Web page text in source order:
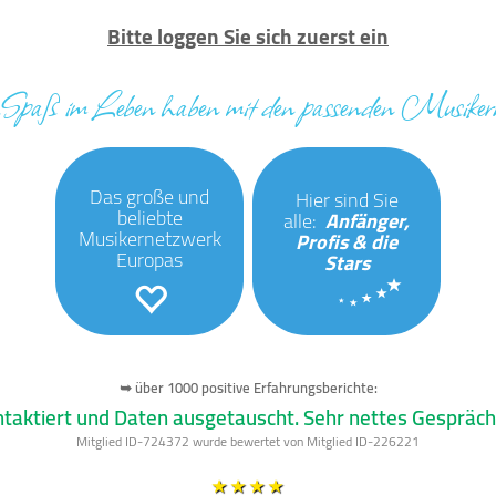
Bitte loggen Sie sich zuerst ein
im Leben haben mit den passenden
Das große und
beliebte
Musikernetzwerk
Europas
Hier sind Sie
alle: Anfänger,
Profis & die
Stars
➥ über 1000 positive Erfahrungsberichte:
und Daten ausgetauscht. Sehr nettes
Mitglied ID-724372 wurde bewertet von Mitglied ID-226221